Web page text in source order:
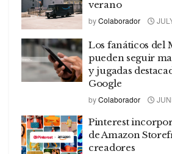
verano
byColaborador
Los fanáticos del
pueden seguir
y jugadas
Google
byColaborador
Pinterest
de Amazon
creadores